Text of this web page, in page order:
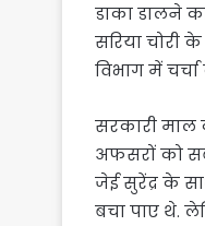
डाका डालने
सरिया चोरी
विभाग में
सरकारी
अफसरों को
जेई सुरेंद्र के
बचा पाए थे.